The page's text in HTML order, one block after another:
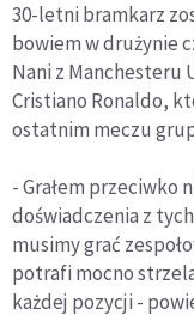
30-letni bramkarz
bowiem w drużynie
Nani z Manchesteru
Cristiano Ronaldo,
ostatnim meczu
- Grałem przeciwko
doświadczenia z
musimy grać
potrafi mocno
każdej pozycji -